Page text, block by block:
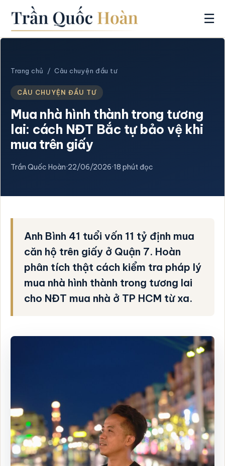
☰
Trang chủ /Câu chuyện đầu tư
CÂU CHUYỆN ĐẦU TƯ
Mua nhà hình thành trong tương
lai: cách NĐT Bắc tự bảo vệ khi
mua trên giấy
Trần Quốc Hoàn·22/06/2026·18 phút đọc
Anh Bình 41 tuổi vốn 11 tỷ định mua
căn hộ trên giấy ở Quận 7. Hoàn
phân tích thật cách kiểm tra pháp lý
mua nhà hình thành trong tương lai
cho NĐT mua nhà ở TP HCM từ xa.